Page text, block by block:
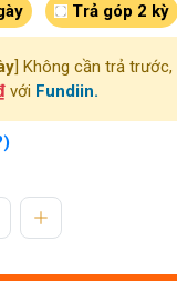
Trả góp 2 kỳ
] Không cần trả
với Fundiin.